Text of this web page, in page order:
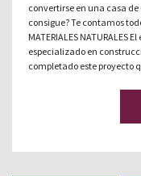
convertirse en una casa
consigue? Te contamos
MATERIALES
especializado en
completado este proyecto